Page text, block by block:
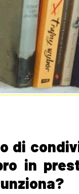
di
in